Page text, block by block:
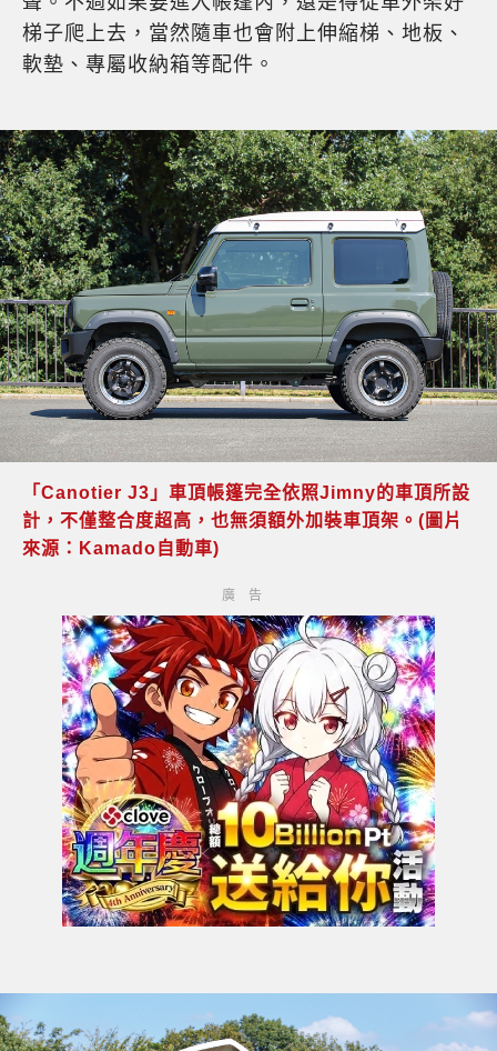
梯子爬上去，當然隨車也會附上伸縮梯、地板、
軟墊、專屬收納箱等配件。
「Canotier J3」車頂帳篷完全依照Jimny的車頂所設
計，不僅整合度超高，也無須額外加裝車頂架。(圖片
來源：Kamado自動車)